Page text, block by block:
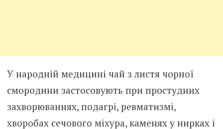
У народній медицині чай з листя чорної
смородини застосовують при простудних
захворюваннях, подагрі, ревматизмі,
хворобах сечового міхура, каменях у нирках і